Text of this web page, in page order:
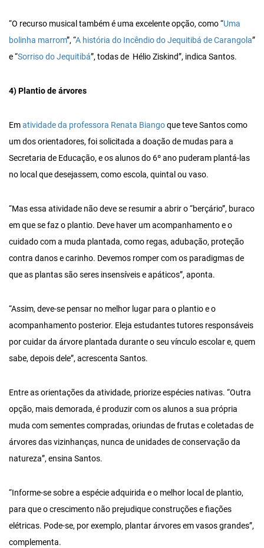
“O recurso musical também é uma excelente opção, como “Uma
bolinha marrom”, “A história do Incêndio do Jequitibá de Carangola”
e “Sorriso do Jequitibá”, todas de Hélio Ziskind”, indica Santos.
4) Plantio de árvores
Ematividade da professora Renata Biangoque teve Santos como
um dos orientadores, foi solicitada a doação de mudas para a
Secretaria de Educação, e os alunos do 6º ano puderam plantá-las
no local que desejassem, como escola, quintal ou vaso.
“Mas essa atividade não deve se resumir a abrir o “berçário”, buraco
em que se faz o plantio. Deve haver um acompanhamento e o
cuidado com a muda plantada, como regas, adubação, proteção
contra danos e carinho. Devemos romper com os paradigmas de
que as plantas são seres insensíveis e apáticos”, aponta.
“Assim, deve-se pensar no melhor lugar para o plantio e o
acompanhamento posterior. Eleja estudantes tutores responsáveis
por cuidar da árvore plantada durante o seu vínculo escolar e, quem
sabe, depois dele”, acrescenta Santos.
Entre as orientações da atividade, priorize espécies nativas. “Outra
opção, mais demorada, é produzir com os alunos a sua própria
muda com sementes compradas, oriundas de frutas e coletadas de
árvores das vizinhanças, nunca de unidades de conservação da
natureza”, ensina Santos.
“Informe-se sobre a espécie adquirida e o melhor local de plantio,
para que o crescimento não prejudique construções e fiações
elétricas. Pode-se, por exemplo, plantar árvores em vasos grandes”,
complementa.